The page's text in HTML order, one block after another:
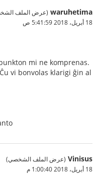
waruhetima (عرض الملف
18 أبريل، 2018 5:41:59 ص
mi ne komprenas.
vi bonvolas klarigi ĝin al
Vinisus (عرض الملف الشخصي)
18 أبريل، 2018 1:00:40 م